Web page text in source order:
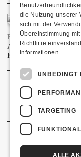
FRISCH
Am Sonntag, 15.
Kulturfabrik Kofmehl!
die Nutzung unserer
sich mit der
Übereinstimmung
Richtlinie
Informationen
UNBEDINGT
TARGETING
ALLE